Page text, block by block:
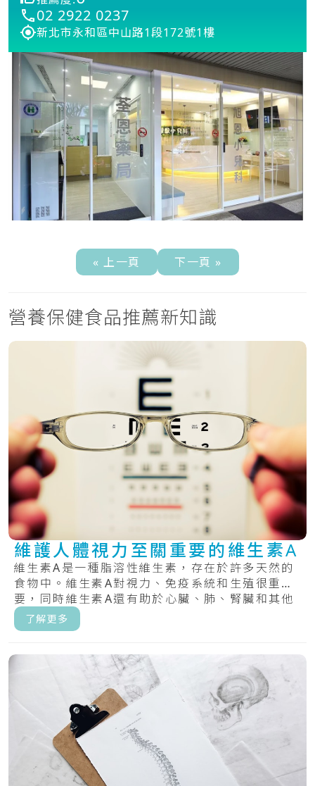
02 2922 0237
新北市永和區中山路1段172號1樓
« 上一頁 下一頁 »
營養保健食品推薦新知識
維護人體視力至關重要的維生素A
維生素A是一種脂溶性維生素，存在於許多天然的
食物中。維生素A對視力、免疫系統和生殖很重
要，同時維生素A還有助於心臟、肺、腎臟和其他
器官正.....
了解更多